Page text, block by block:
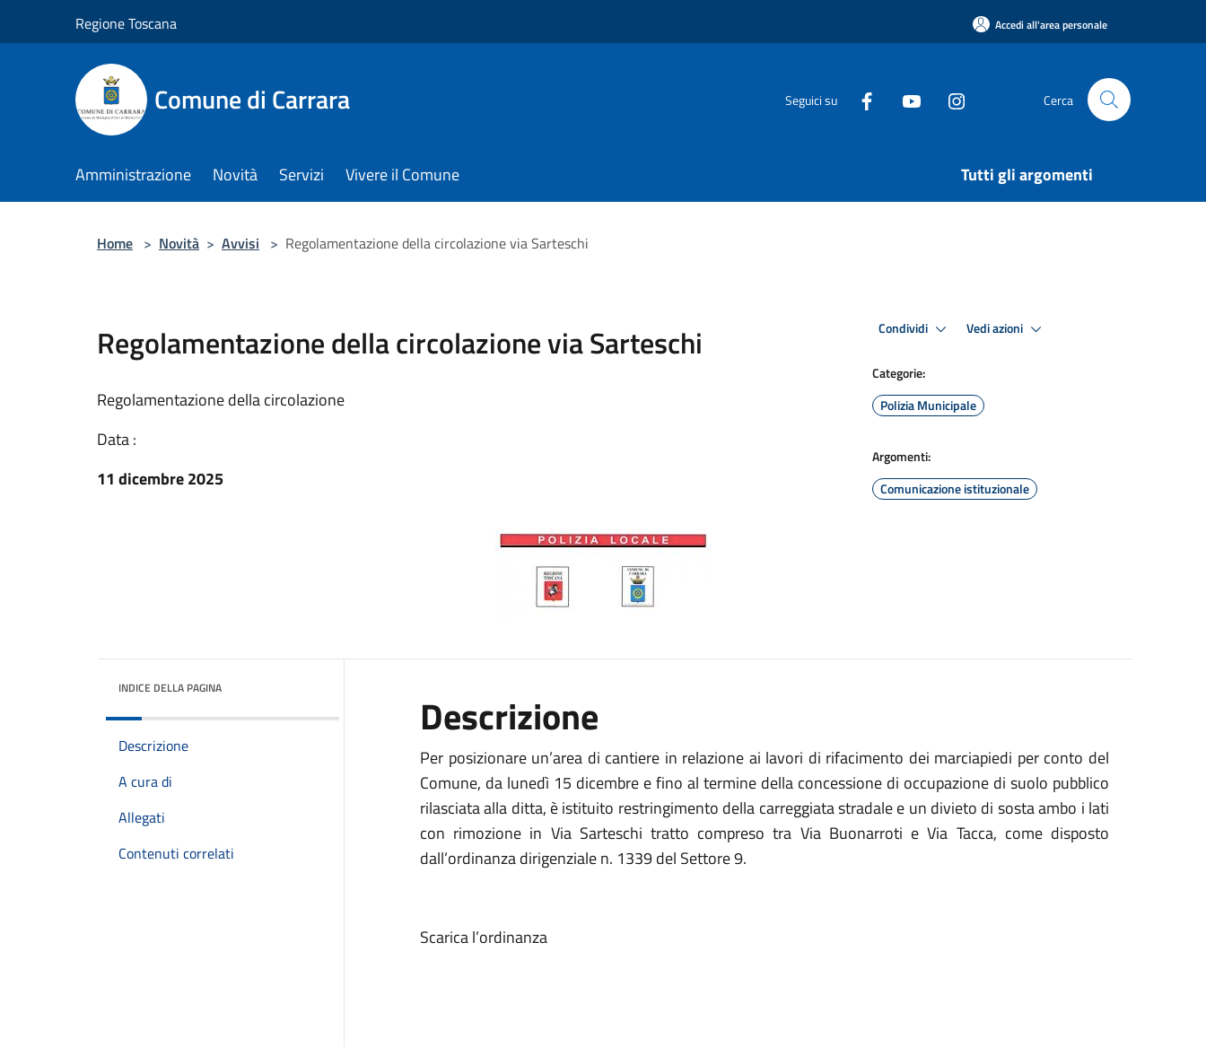
Regione Toscana Accedi all'area personale
Comune di Carrara Seguici su Cerca
Amministrazione Novità Servizi Vivere il Comune Tutti gli argomenti
Home > Novità > Avvisi > Regolamentazione della circolazione via Sarteschi
Regolamentazione della circolazione via Sarteschi
Regolamentazione della circolazione
Data :
11 dicembre 2025
Condividi Vedi azioni
Categorie:
Polizia Municipale
Argomenti:
Comunicazione istituzionale
INDICE DELLA PAGINA
Descrizione
A cura di
Allegati
Contenuti correlati
Descrizione
Per posizionare un’area di cantiere in relazione ai lavori di rifacimento dei marciapiedi per conto del
Comune, da lunedì 15 dicembre e fino al termine della concessione di occupazione di suolo pubblico
rilasciata alla ditta, è istituito restringimento della carreggiata stradale e un divieto di sosta ambo i lati
con rimozione in Via Sarteschi tratto compreso tra Via Buonarroti e Via Tacca, come disposto
dall’ordinanza dirigenziale n. 1339 del Settore 9.
Scarica l’ordinanza